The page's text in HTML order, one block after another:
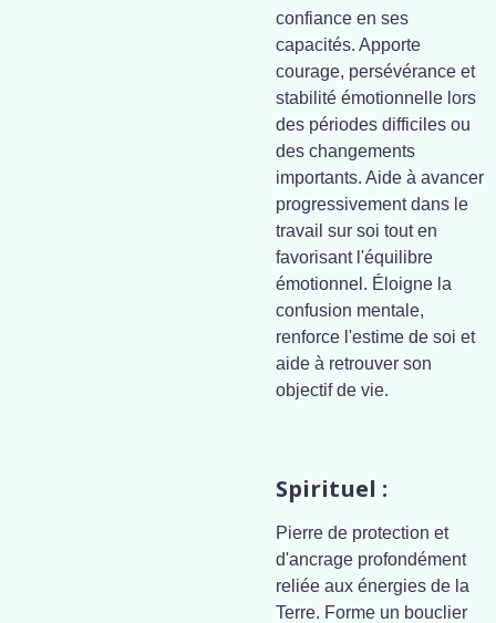
confiance en ses
capacités. Apporte
courage, persévérance et
stabilité émotionnelle lors
des périodes difficiles ou
des changements
importants. Aide à avancer
progressivement dans le
travail sur soi tout en
favorisant l'équilibre
émotionnel. Éloigne la
confusion mentale,
renforce l'estime de soi et
aide à retrouver son
objectif de vie.
Spirituel :
Pierre de protection et
d'ancrage profondément
reliée aux énergies de la
Terre. Forme un bouclier